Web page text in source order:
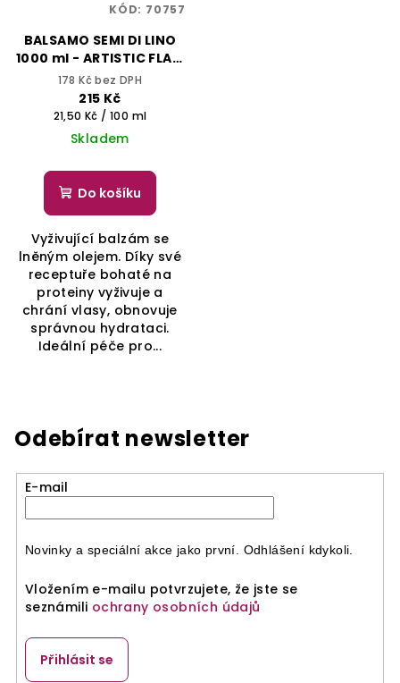
BALSAMO SEMI DI LINO
1000 ml - ARTISTIC FLAIR
- SELECTIVE
PROFESSIONAL
178 Kč bez DPH
215 Kč
Měrná
cena:
21,50 Kč / 100 ml
Skladem
Do košíku
Vyživující balzám se
lněným olejem. Díky své
receptuře bohaté na
proteiny vyživuje a
chrání vlasy, obnovuje
správnou hydrataci.
Ideální péče pro...
KÓD: 70757
Odebírat newsletter
E-mail
Novinky a speciální akce jako první. Odhlášení kdykoli.
Vložením e-mailu potvrzujete, že jste se
seznámili ochrany osobních údajů
Přihlásit se